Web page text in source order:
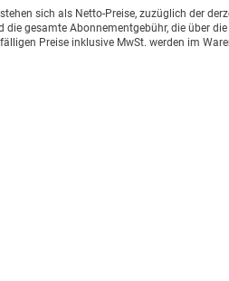
sich als Netto-Preise, zuzüglich der
gesamte Abonnementgebühr, die über
Preise inklusive MwSt. werden im